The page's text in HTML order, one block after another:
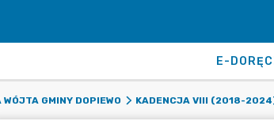
E-
GMINY DOPIEWO KADENCJA VIII (2018-